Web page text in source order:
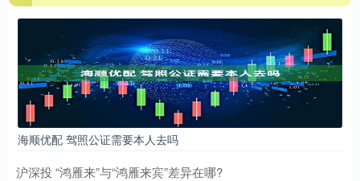
海顺优配 驾照公证需要本人去吗
沪深投 “鸿雁来”与“鸿雁来宾”差异在哪?